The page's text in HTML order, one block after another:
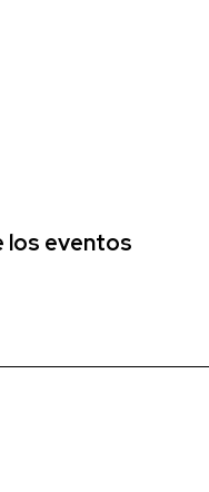
los eventos